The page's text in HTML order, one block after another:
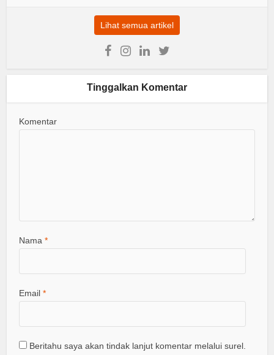
Lihat semua artikel
Tinggalkan Komentar
Komentar
Nama*
Email*
Beritahu saya akan tindak lanjut komentar melalui surel.